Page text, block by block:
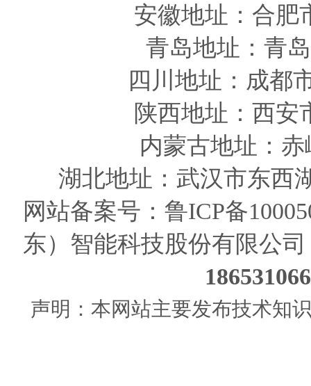
安徽地址 ：合
青岛地址 ：青
四川 地址 ：成都
陕西地址 ：西
内蒙古地址：
湖北地址：武汉市东西
网站备案号： 鲁ICP备
东）智能科技股份有限公司
声明：本网站主要发布技术知